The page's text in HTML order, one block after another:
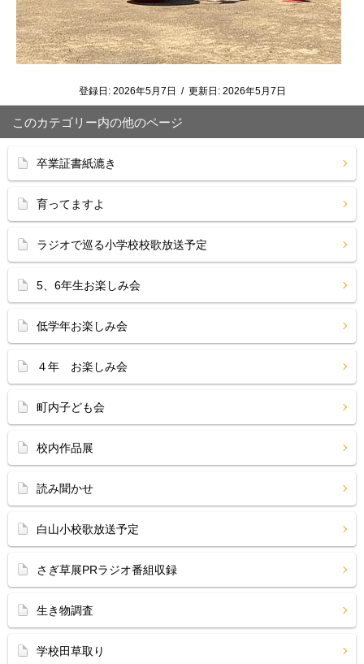
登録日: 2026年5月7日 / 更新日: 2026年5月7日
このカテゴリー内の他のページ
卒業証書紙漉き
育ってますよ
ラジオで巡る小学校校歌放送予定
5、6年生お楽しみ会
低学年お楽しみ会
４年 お楽しみ会
町内子ども会
校内作品展
読み聞かせ
白山小校歌放送予定
さぎ草展PRラジオ番組収録
生き物調査
学校田草取り